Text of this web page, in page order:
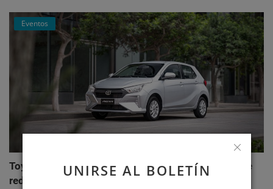
UNIRSE AL BOLETÍN
Eventos
Toyota AGYA: el nuevo hatchback de Toyotoshi que
redefi...